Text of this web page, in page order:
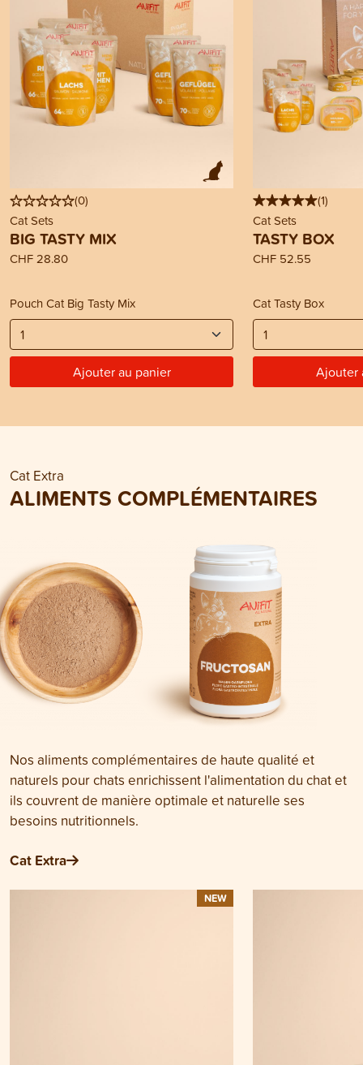
(0)
Cat Sets
BIG TASTY MIX
CHF 28.80
Pouch Cat Big Tasty Mix
Ajouter au panier
(1)
Cat Sets
TASTY BOX
CHF 52.55
Cat Tasty Box
Ajouter
Cat Extra
ALIMENTS COMPLÉMENTAIRES
Nos aliments complémentaires de haute qualité et
naturels pour chats enrichissent l'alimentation du chat et
ils couvrent de manière optimale et naturelle ses
besoins nutritionnels.
Cat Extra
NEW